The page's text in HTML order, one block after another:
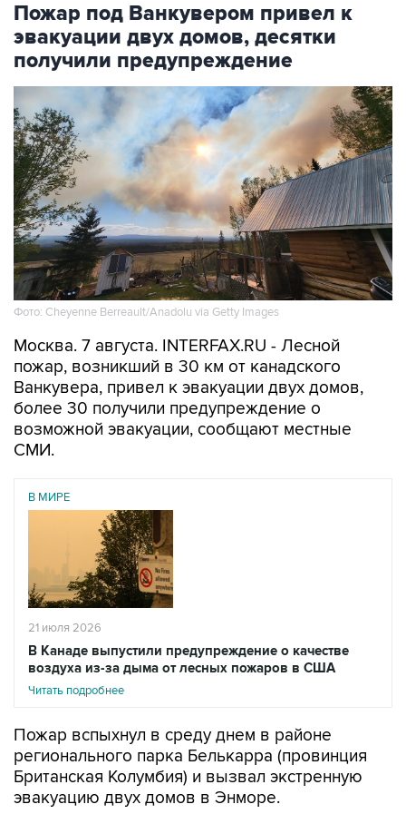
Пожар под Ванкувером привел к
эвакуации двух домов, десятки
получили предупреждение
Фото: Cheyenne Berreault/Anadolu via Getty Images
Москва. 7 августа. INTERFAX.RU - Лесной
пожар, возникший в 30 км от канадского
Ванкувера, привел к эвакуации двух домов,
более 30 получили предупреждение о
возможной эвакуации, сообщают местные
СМИ.
В МИРЕ
21 июля 2026
В Канаде выпустили предупреждение о качестве
воздуха из-за дыма от лесных пожаров в США
Читать подробнее
Пожар вспыхнул в среду днем в районе
регионального парка Белькарра (провинция
Британская Колумбия) и вызвал экстренную
эвакуацию двух домов в Энморе.